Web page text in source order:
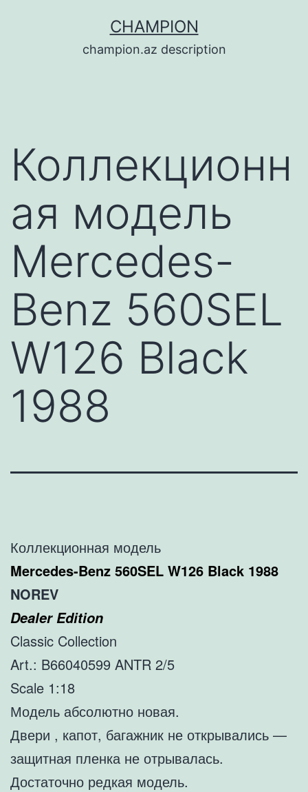
содержимому
CHAMPION
champion.az description
Коллекционн
ая модель
Mercedes-
Benz 560SEL
W126 Black
1988
Коллекционная модель
Mercedes-Benz 560SEL W126 Black 1988
NOREV
Dealer Edition
Classic Collection
Art.: B66040599 ANTR 2/5
Scale 1:18
Модель абсолютно новая.
Двери , капот, багажник не открывались —
защитная пленка не отрывалась.
Достаточно редкая модель.